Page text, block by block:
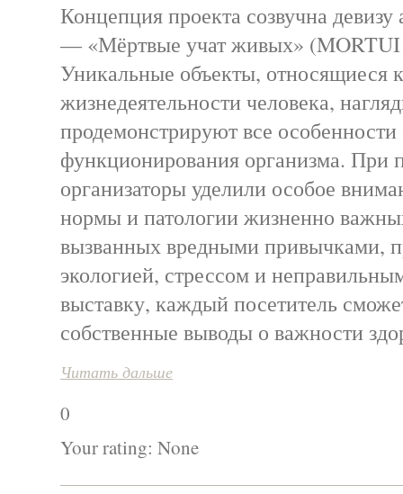
Концепция проекта созвучна
— «Мёртвые учат живых»
Уникальные объекты, относящиеся
жизнедеятельности человека,
продемонстрируют все особенности
функционирования организма. При
организаторы уделили особое
нормы и патологии жизненно
вызванных вредными привычками,
экологией, стрессом и
выставку, каждый посетитель
собственные выводы о важности
Читать дальше
0
Your rating: None